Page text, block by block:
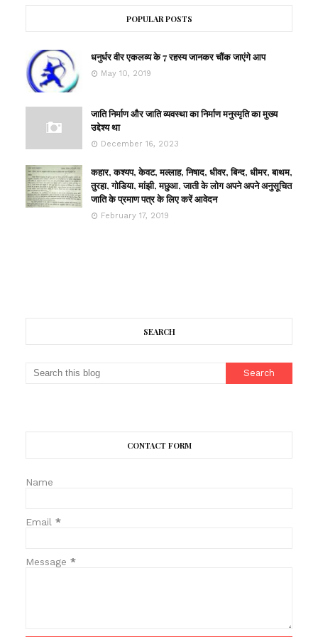
POPULAR POSTS
धनुर्धर वीर एकलव्य के 7 रहस्य जानकर चौंक जाएंगे आप
May 10, 2019
जाति निर्माण और जाति व्यवस्था का निर्माण मनुस्मृति का मुख्य
उद्देश्य था
December 16, 2023
कहार, कश्यप, केवट, मल्लाह, निषाद, धीवर, बिन्द, धीमर, बाथम,
तुरहा, गोडिया, मांझी, मछुआ, जाती के लोग अपने अपने अनुसूचित
जाति के प्रमाण पत्र के लिए करें आवेदन
February 17, 2019
SEARCH
CONTACT FORM
Name
Email *
Message *